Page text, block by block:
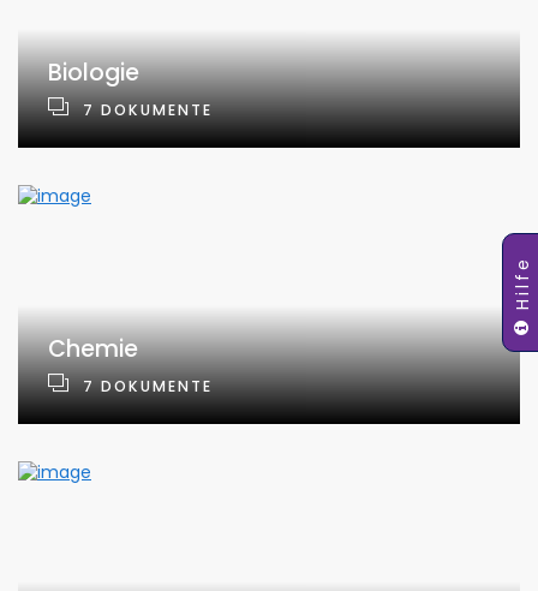
Hilfe
Biologie
7DOKUMENTE
Chemie
7DOKUMENTE